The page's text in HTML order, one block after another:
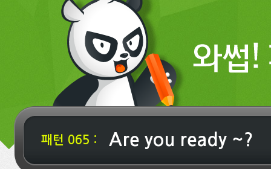
패턴 065 : Are you ready ~?